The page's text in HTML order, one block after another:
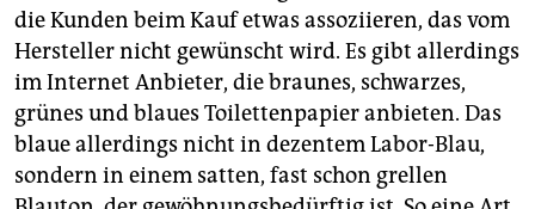
die Kunden beim Kauf etwas assoziieren, das vom
Hersteller nicht gewünscht wird. Es gibt allerdings
im Internet Anbieter, die braunes, schwarzes,
grünes und blaues Toilettenpapier anbieten. Das
blaue allerdings nicht in dezentem Labor-Blau,
sondern in einem satten, fast schon grellen